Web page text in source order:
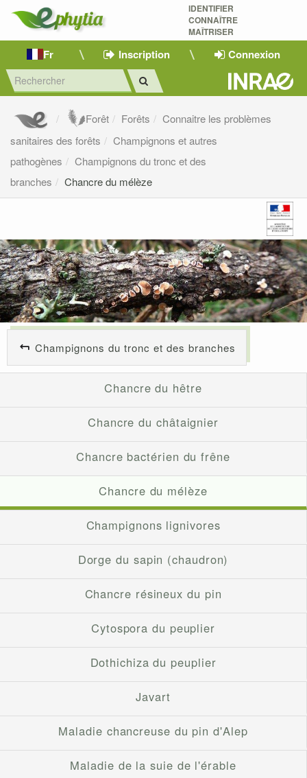
IDENTIFIER
CONNAÎTRE
MAÎTRISER
Fr Inscription Connexion
Forêt Forêts
Connaitre les problèmes
sanitaires des forêts
Champignons et autres
pathogènes
Champignons du tronc et des
branches
Chancre du mélèze
Champignons du tronc et des branches
Chancre du hêtre
Chancre du châtaignier
Chancre bactérien du frêne
Chancre du mélèze
Champignons lignivores
Dorge du sapin (chaudron)
Chancre résineux du pin
Cytospora du peuplier
Dothichiza du peuplier
Javart
Maladie chancreuse du pin d'Alep
Maladie de la suie de l'érable